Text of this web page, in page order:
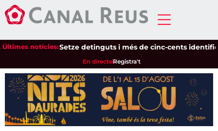
Últimes notícies:Setze detinguts i més de cinc-cents
En directeRegistra't